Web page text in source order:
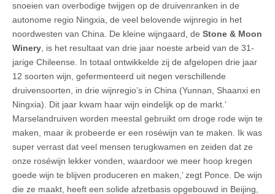
snoeien van overbodige twijgen op de druivenranken in de
autonome regio Ningxia, de veel belovende wijnregio in het
noordwesten van China. De kleine wijngaard, de Stone & Moon
Winery , is het resultaat van drie jaar noeste arbeid van de 31-
jarige Chileense. In totaal ontwikkelde zij de afgelopen drie jaar
12 soorten wijn, gefermenteerd uit negen verschillende
druivensoorten, in drie wijnregio’s in China (Yunnan, Shaanxi en
Ningxia). Dit jaar kwam haar wijn eindelijk op de markt.’
Marselandruiven worden meestal gebruikt om droge rode wijn te
maken, maar ik probeerde er een roséwijn van te maken. Ik was
super verrast dat veel mensen terugkwamen en zeiden dat ze
onze roséwijn lekker vonden, waardoor we meer hoop kregen
goede wijn te blijven produceren en maken,’ zegt Ponce. De wijn
die ze maakt, heeft een solide afzetbasis opgebouwd in Beijing,